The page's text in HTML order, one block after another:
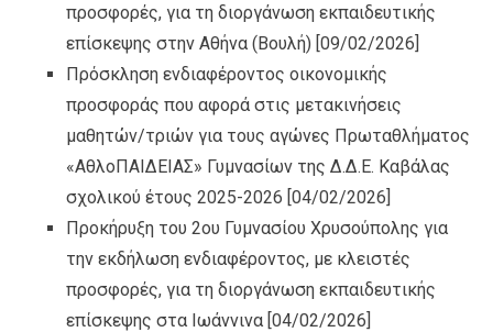
προσφορές, για τη διοργάνωση εκπαιδευτικής
επίσκεψης στην Αθήνα (Βουλή) [09/02/2026]
Πρόσκληση ενδιαφέροντος οικονομικής
προσφοράς που αφορά στις μετακινήσεις
μαθητών/τριών για τους αγώνες Πρωταθλήματος
«ΑθλοΠΑΙΔΕΙΑΣ» Γυμνασίων της Δ.Δ.Ε. Καβάλας
σχολικού έτους 2025-2026 [04/02/2026]
Προκήρυξη του 2ου Γυμνασίου Χρυσούπολης για
την εκδήλωση ενδιαφέροντος, με κλειστές
προσφορές, για τη διοργάνωση εκπαιδευτικής
επίσκεψης στα Ιωάννινα [04/02/2026]